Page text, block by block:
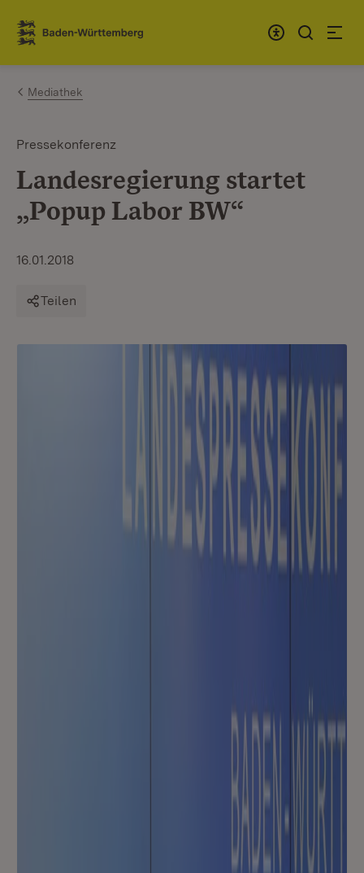
Zum Inhalt springen
Link zur Startseite
Mediathek
Pressekonferenz
Landesregierung startet
„Popup Labor BW“
16.01.2018
Teilen